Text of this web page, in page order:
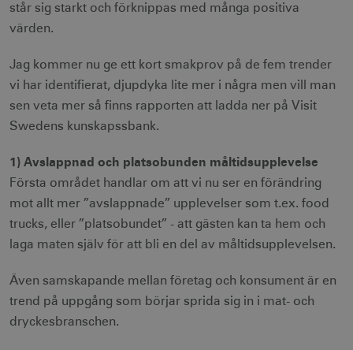
står sig starkt och förknippas med många positiva
värden.
Jag kommer nu ge ett kort smakprov på de fem trender
vi har identifierat, djupdyka lite mer i några men vill man
sen veta mer så finns rapporten att ladda ner på Visit
Swedens kunskapssbank.
1) Avslappnad och platsobunden måltidsupplevelse
Första området handlar om att vi nu ser en förändring
mot allt mer ”avslappnade” upplevelser som t.ex. food
trucks, eller ”platsobundet” - att gästen kan ta hem och
laga maten själv för att bli en del av måltidsupplevelsen.
Även samskapande mellan företag och konsument är en
trend på uppgång som börjar sprida sig in i mat- och
dryckesbranschen.